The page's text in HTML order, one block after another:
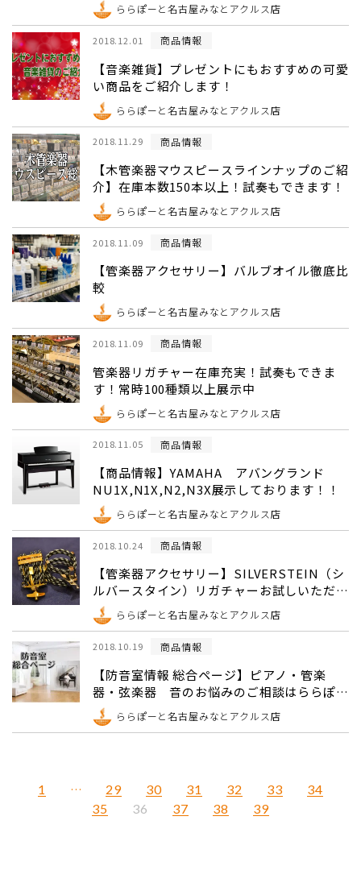
ららぽーと名古屋みなとアクルス店
2018.12.01 商品情報
【音楽雑貨】プレゼントにもおすすめの可愛
い商品をご紹介します！
ららぽーと名古屋みなとアクルス店
2018.11.29 商品情報
【木管楽器マウスピースラインナップのご紹
介】在庫本数150本以上！試奏もできます！
ららぽーと名古屋みなとアクルス店
2018.11.09 商品情報
【管楽器アクセサリー】バルブオイル徹底比
較
ららぽーと名古屋みなとアクルス店
2018.11.09 商品情報
管楽器リガチャー在庫充実！試奏もできま
す！常時100種類以上展示中
ららぽーと名古屋みなとアクルス店
2018.11.05 商品情報
【商品情報】YAMAHA アバングランド
NU1X,N1X,N2,N3X展示しております！！
ららぽーと名古屋みなとアクルス店
2018.10.24 商品情報
【管楽器アクセサリー】SILVERSTEIN（シ
ルバースタイン）リガチャーお試しいただけ
ます ららぽーと名古屋みなとアクルス店
2018.10.19 商品情報
【防音室情報 総合ページ】ピアノ・管楽
器・弦楽器 音のお悩みのご相談はららぽー
と名古屋みなとアクルス店へ！
ららぽーと名古屋みなとアクルス店
1 … 29 30 31 32 33
34
35
36 37 38 39